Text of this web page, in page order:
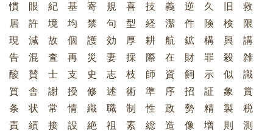
慣 眼 紀 基 寄 規 喜 技 義 逆 久 旧 救
居 許 境 均 禁 句 型 経 潔 件 険 検 限
現 減 故 個 護 効 厚 耕 航 鉱 構 興 講
告 混 査 再 災 妻 採 際 在 財 罪 殺 雑
酸 賛 士 支 史 志 枝 師 資 飼 示 似 識
質 舎 謝 授 修 述 術 準 序 招 証 象 賞
条 状 常 情 織 職 制 性 政 勢 精 製 税
責 績 接 設 絶 祖 素 総 造 像 増 則 測